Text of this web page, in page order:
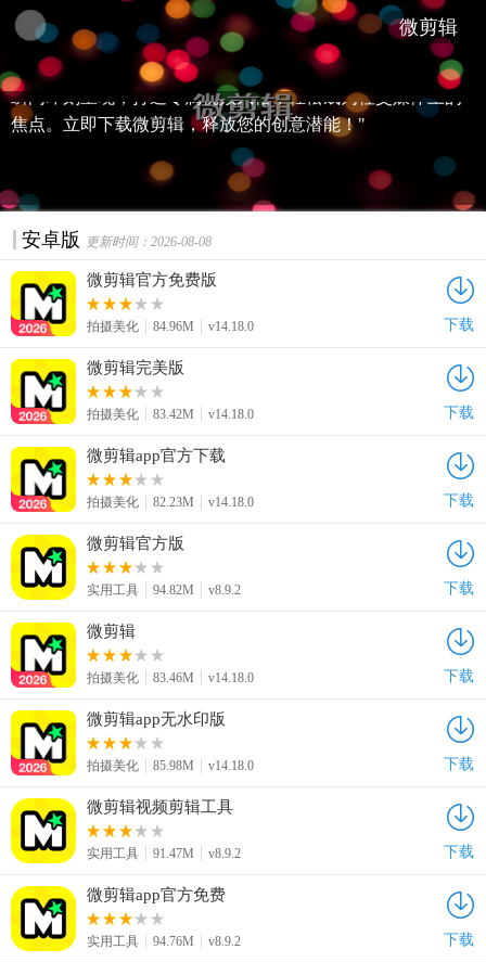
现视频剪辑、特效添加与分享。最新版微剪辑app，功能全面
升级，支持更多高清视频格式，操作界面更加友好，让您的
创意无限延伸。一键下载，开启您的视频创作之旅，让精彩
瞬间即刻呈现，打造专属视频风格，轻松成为社交媒体上的
焦点。立即下载微剪辑，释放您的创意潜能！"
微剪辑
安卓版 更新时间：2026-08-08
微剪辑官方免费版
拍摄美化 84.96M v14.18.0 下载
微剪辑完美版
拍摄美化 83.42M v14.18.0 下载
微剪辑app官方下载
拍摄美化 82.23M v14.18.0 下载
微剪辑官方版
实用工具 94.82M v8.9.2 下载
微剪辑
拍摄美化 83.46M v14.18.0 下载
微剪辑app无水印版
拍摄美化 85.98M v14.18.0 下载
微剪辑视频剪辑工具
实用工具 91.47M v8.9.2 下载
微剪辑app官方免费
实用工具 94.76M v8.9.2 下载